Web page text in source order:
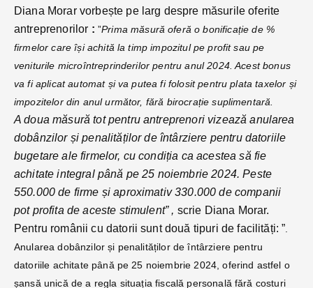
Diana Morar vorbește pe larg despre măsurile oferite
antreprenorilor : ”Prima măsură oferă o bonificație de %
firmelor care își achită la timp impozitul pe profit sau pe
veniturile microîntreprinderilor pentru anul 2024. Acest bonus
va fi aplicat automat și va putea fi folosit pentru plata taxelor și
impozitelor din anul următor, fără birocrație suplimentară.
A doua măsură tot pentru antreprenori vizează anularea
dobânzilor și penalităților de întârziere pentru datoriile
bugetare ale firmelor, cu condiția ca acestea să fie
achitate integral până pe 25 noiembrie 2024. Peste
550.000 de firme și aproximativ 330.000 de companii
pot profita de aceste stimulent” , scrie Diana Morar.
Pentru românii cu datorii sunt două tipuri de facilități: ”.
Anularea dobânzilor și penalităților de întârziere pentru
datoriile achitate până pe 25 noiembrie 2024, oferind astfel o
șansă unică de a regla situația fiscală personală fără costuri